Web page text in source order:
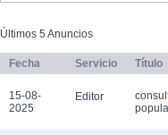
Últimos 5 Anuncios
Fecha Servicio Título
15-08-
2025
Editor